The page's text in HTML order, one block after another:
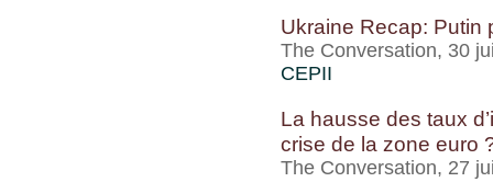
Ukraine Recap: Putin
The Conversation, 30
CEPII
La hausse des taux
crise de la zone euro
The Conversation, 27